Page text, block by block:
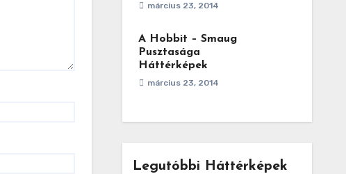
március 23, 2014
A Hobbit – Smaug
Pusztasága
Háttérképek
március 23, 2014
Legutóbbi Háttérképek